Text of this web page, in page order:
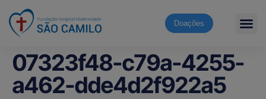
Doações
07323f48-c79a-4255-
a462-dde4d2f922a5